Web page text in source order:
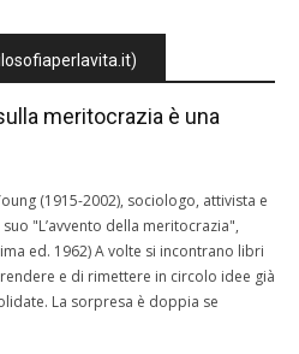
meritocrazia è una
(1915-2002), sociologo, attivista e
"L’avvento della meritocrazia",
ed. 1962) A volte si incontrano libri
e di rimettere in circolo idee già
La sorpresa è doppia se